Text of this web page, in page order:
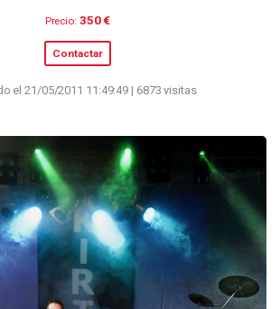
Precio: 350 €
Contactar
el 21/05/2011 11:49:49 | 6873 visitas